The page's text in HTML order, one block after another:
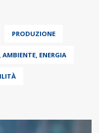
PRODUZIONE
AMBIENTE, ENERGIA